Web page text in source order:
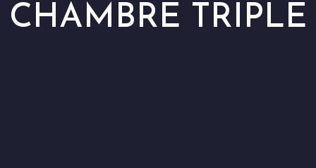
CONGRÈS & SÉMINAIRES
CHAMBRE TRIPLE